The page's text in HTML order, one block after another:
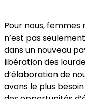
Pour nous, femmes
n’est pas
dans un nouveau
libération des
d’élaboration de
avons le plus